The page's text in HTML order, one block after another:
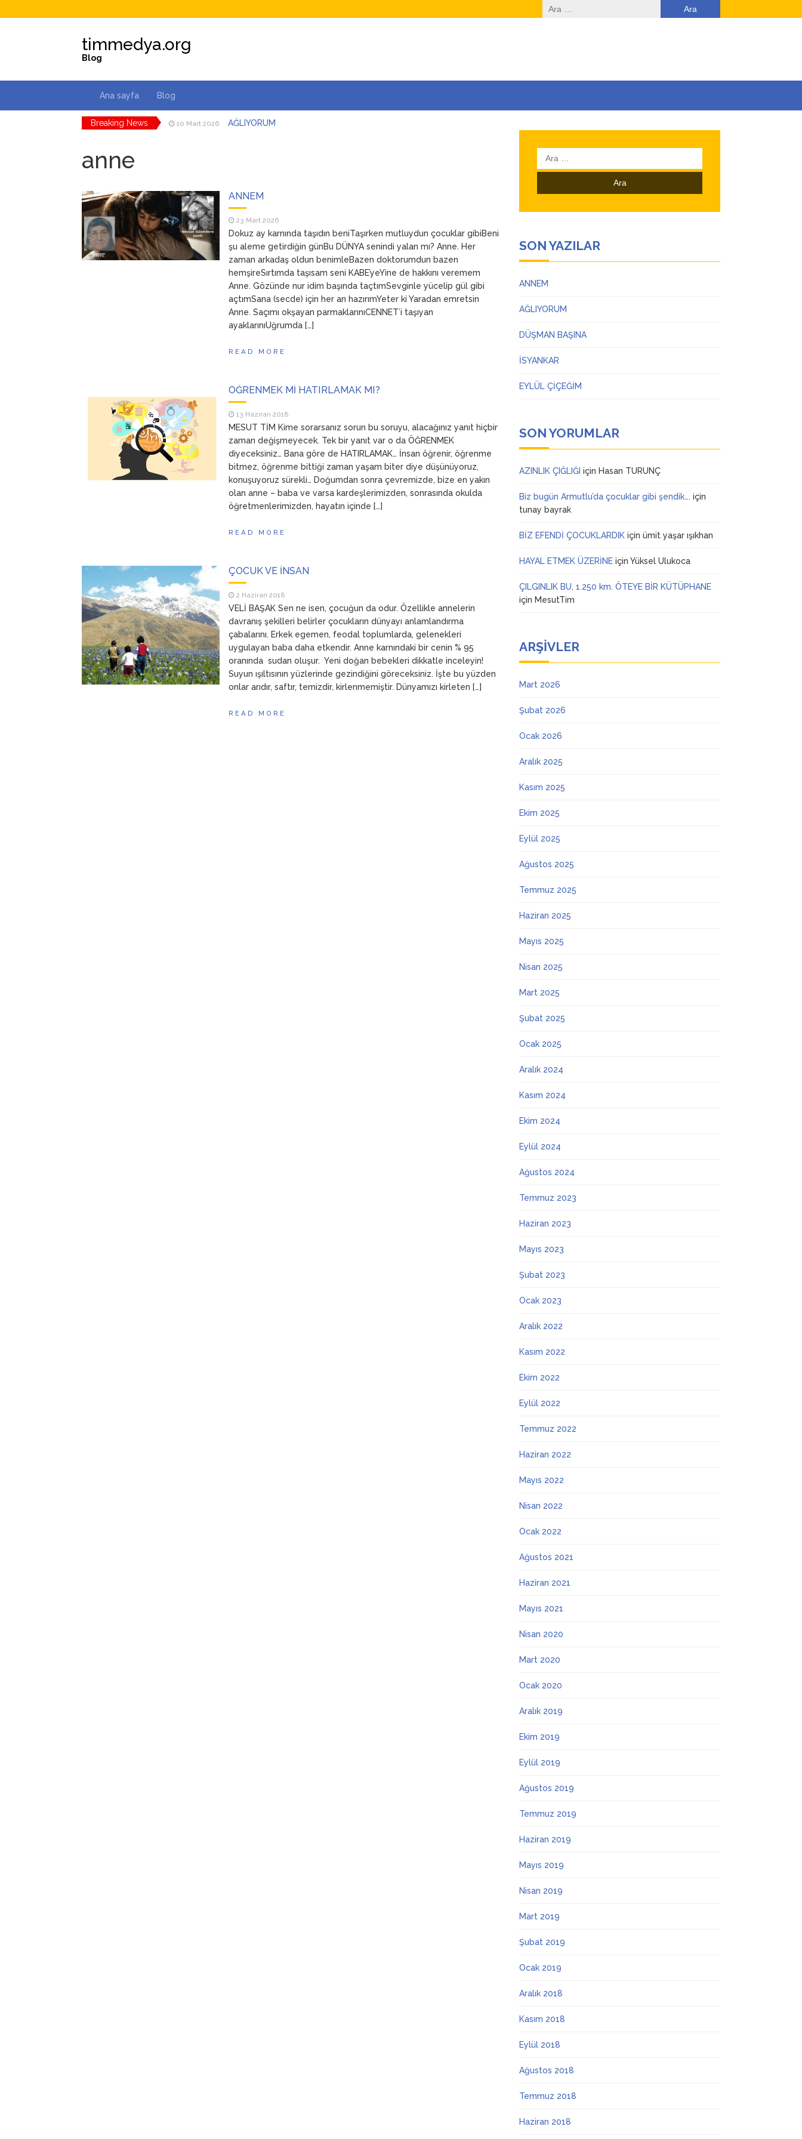
Arama:
timmedya.org
Blog
Ana sayfa Blog
Breaking News 10 Mart 2026 AĞLIYORUM
23 Mart 2026 ANNEM
anne
ANNEM
23 Mart 2026
Dokuz ay karnında taşıdın beniTaşırken mutluydun çocuklar gibiBeni
şu aleme getirdiğin günBu DÜNYA senindi yalan mı? Anne. Her
zaman arkadaş oldun benimleBazen doktorumdun bazen
hemşireSırtımda taşısam seni KABE’yeYine de hakkını veremem
Anne. Gözünde nur idim başında taçtımSevginle yücelip gül gibi
açtımSana (secde) için her an hazırımYeter ki Yaradan emretsin
Anne. Saçımı okşayan parmaklarınıCENNET’i taşıyan
ayaklarınıUğrumda […]
READ MORE
ÖĞRENMEK Mİ HATIRLAMAK MI?
13 Haziran 2018
MESUT TİM Kime sorarsanız sorun bu soruyu, alacağınız yanıt hiçbir
zaman değişmeyecek. Tek bir yanıt var o da ÖĞRENMEK
diyeceksiniz… Bana göre de HATIRLAMAK… İnsan öğrenir, öğrenme
bitmez, öğrenme bittiği zaman yaşam biter diye düşünüyoruz,
konuşuyoruz sürekli… Doğumdan sonra çevremizde, bize en yakın
olan anne – baba ve varsa kardeşlerimizden, sonrasında okulda
öğretmenlerimizden, hayatın içinde […]
READ MORE
ÇOCUK VE İNSAN
2 Haziran 2018
VELİ BAŞAK Sen ne isen, çocuğun da odur. Özellikle annelerin
davranış şekilleri belirler çocukların dünyayı anlamlandırma
çabalarını. Erkek egemen, feodal toplumlarda, gelenekleri
uygulayan baba daha etkendir. Anne karnındaki bir cenin % 95
oranında sudan oluşur. Yeni doğan bebekleri dikkatle inceleyin!
Suyun ışıltısının yüzlerinde gezindiğini göreceksiniz. İşte bu yüzden
onlar arıdır, saftır, temizdir, kirlenmemiştir. Dünyamızı kirleten […]
READ MORE
Arama:
SON YAZILAR
ANNEM
AĞLIYORUM
DÜŞMAN BAŞINA
İSYANKAR
EYLÜL ÇİÇEĞİM
SON YORUMLAR
AZINLIK ÇIĞLIĞI için Hasan TURUNÇ
Biz bugün Armutlu’da çocuklar gibi şendik…. için
tunay bayrak
BİZ EFENDİ ÇOCUKLARDIK içinümit yaşar ışıkhan
HAYAL ETMEK ÜZERİNE içinYüksel Ulukoca
ÇILGINLIK BU, 1.250 km. ÖTEYE BİR KÜTÜPHANE
için MesutTim
ARŞIVLER
Mart 2026
Şubat 2026
Ocak 2026
Aralık 2025
Kasım 2025
Ekim 2025
Eylül 2025
Ağustos 2025
Temmuz 2025
Haziran 2025
Mayıs 2025
Nisan 2025
Mart 2025
Şubat 2025
Ocak 2025
Aralık 2024
Kasım 2024
Ekim 2024
Eylül 2024
Ağustos 2024
Temmuz 2023
Haziran 2023
Mayıs 2023
Şubat 2023
Ocak 2023
Aralık 2022
Kasım 2022
Ekim 2022
Eylül 2022
Temmuz 2022
Haziran 2022
Mayıs 2022
Nisan 2022
Ocak 2022
Ağustos 2021
Haziran 2021
Mayıs 2021
Nisan 2020
Mart 2020
Ocak 2020
Aralık 2019
Ekim 2019
Eylül 2019
Ağustos 2019
Temmuz 2019
Haziran 2019
Mayıs 2019
Nisan 2019
Mart 2019
Şubat 2019
Ocak 2019
Aralık 2018
Kasım 2018
Eylül 2018
Ağustos 2018
Temmuz 2018
Haziran 2018